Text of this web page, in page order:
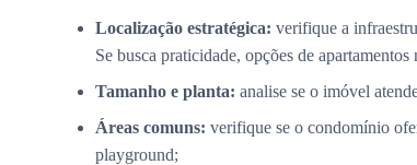
Localização estratégica: verifique a
Se busca praticidade, opções de
Tamanho e planta: analise se o imóvel
Áreas comuns: verifique se o condomínio
playground;